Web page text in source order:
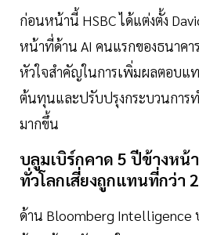
ก่อนหน้านี้ HSBC ได้แต่งตั้ง
หน้าที่ด้าน AI คนแรกของธนาค
หัวใจสำคัญในการเพิ่มผลตอบแ
ต้นทุนและปรับปรุงกระบวนการ
มากขึ้น
บลูมเบิร์กคาด 5 ปีข้างหน้
ทั่วโลกเสี่ยงถูกแทนที่กว่า
ด้าน Bloomberg Intelligence